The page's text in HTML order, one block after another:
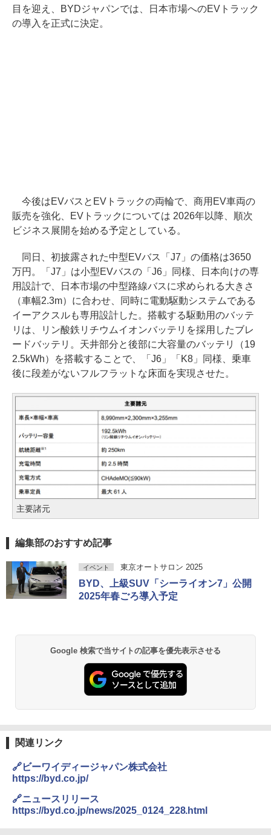
目を迎え、BYDジャパンでは、日本市場へのEVトラック
の導入を正式に決定。
今後はEVバスとEVトラックの両輪で、商用EV車両の
販売を強化、EVトラックについては 2026年以降、順次
ビジネス展開を始める予定としている。
同日、初披露された中型EVバス「J7」の価格は3650
万円。「J7」は小型EVバスの「J6」同様、日本向けの専
用設計で、日本市場の中型路線バスに求められる大きさ
（車幅2.3m）に合わせ、同時に電動駆動システムである
イーアクスルも専用設計した。搭載する駆動用のバッテ
リは、リン酸鉄リチウムイオンバッテリを採用したブレ
ードバッテリ。天井部分と後部に大容量のバッテリ（19
2.5kWh）を搭載することで、「J6」「K8」同様、乗車
後に段差がないフルフラットな床面を実現させた。
主要諸元
編集部のおすすめ記事
イベント 東京オートサロン 2025
BYD、上級SUV「シーライオン7」公開
2025年春ごろ導入予定
Google 検索で当サイトの記事を優先表示させる
関連リンク
🔗ビーワイディージャパン株式会社
https://byd.co.jp/
🔗ニュースリリース
https://byd.co.jp/news/2025_0124_228.html